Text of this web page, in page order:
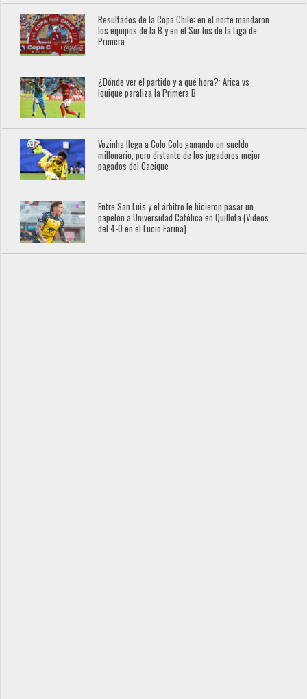
Resultados de la Copa Chile: en el norte mandaron
los equipos de la B y en el Sur los de la Liga de
Primera
¿Dónde ver el partido y a qué hora?: Arica vs
Iquique paraliza la Primera B
Vozinha llega a Colo Colo ganando un sueldo
millonario, pero distante de los jugadores mejor
pagados del Cacique
Entre San Luis y el árbitro le hicieron pasar un
papelón a Universidad Católica en Quillota (Videos
del 4-0 en el Lucio Fariña)